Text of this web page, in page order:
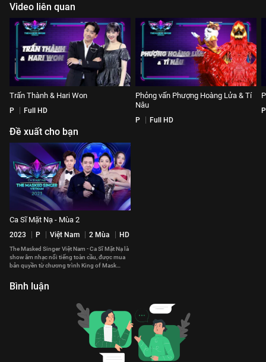
Video liên quan
Trấn Thành & Hari Won
P Full HD
Phỏng vấn Phượng Hoàng Lửa & Tí
Nâu
P Full HD
P
Đề xuất cho bạn
Ca Sĩ Mặt Nạ - Mùa 2
2023 P Việt Nam 2 Mùa HD
The Masked Singer Việt Nam - Ca Sĩ Mặt Nạ là
show âm nhạc nổi tiếng toàn cầu, được mua
bản quyền từ chương trình King of Mask
Bình luận